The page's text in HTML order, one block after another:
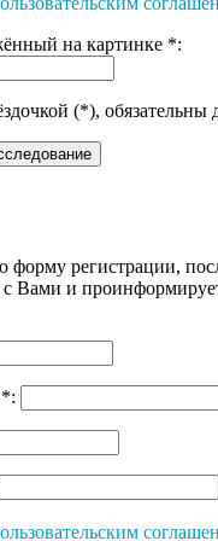
на картинке *:
(*), обязательны
форму регистрации,
с Вами и
*: